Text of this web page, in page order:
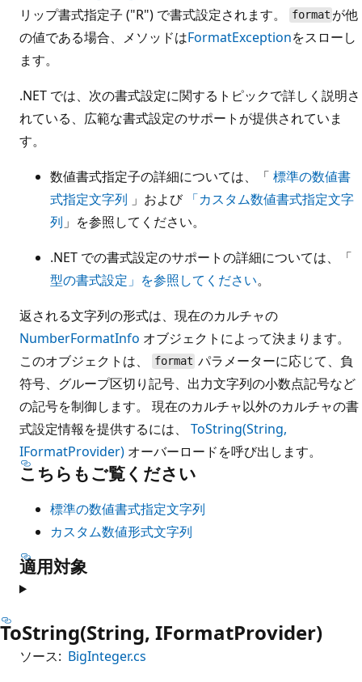
リップ書式指定子 ("R") で書式設定されます。
format が他
の値である場合、メソッドはFormatExceptionをスローし
ます。
.NET では、次の書式設定に関するトピックで詳しく説明さ
れている、広範な書式設定のサポートが提供されていま
す。
数値書式指定子の詳細については、「 標準の数値書
式指定文字列 」および 「カスタム数値書式指定文字
列 」を参照してください。
.NET での書式設定のサポートの詳細については、「
型の書式設定」を参照してください。
返される文字列の形式は、現在のカルチャの
NumberFormatInfo オブジェクトによって決まります。
このオブジェクトは、
format パラメーターに応じて、負
符号、グループ区切り記号、出力文字列の小数点記号など
の記号を制御します。 現在のカルチャ以外のカルチャの書
式設定情報を提供するには、 ToString(String,
IFormatProvider) オーバーロードを呼び出します。
こちらもご覧ください
標準の数値書式指定文字列
カスタム数値形式文字列
適用対象
ToString(String, IFormatProvider)
ソース: BigInteger.cs